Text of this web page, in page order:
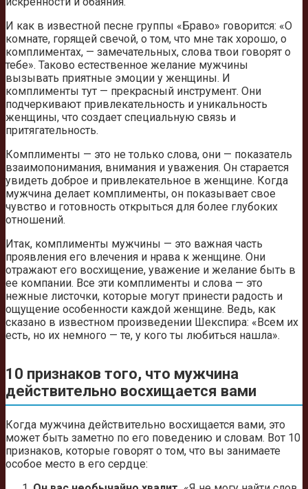
И как в известной песне группы «Браво» говорится: «О
комнате, горящей свечой, о том, что мне так хорошо, о
комплиментах, — замечательных, слова твои говорят о
тебе». Таково естественное желание мужчины
вызывать приятные эмоции у женщины. И
комплименты тут — прекрасный инструмент. Они
подчеркивают привлекательность и уникальность
женщины, что создает специальную связь и
притягательность.
Комплименты — это не только слова, они — показатель
взаимопонимания, внимания и уважения. Он старается
увидеть доброе и привлекательное в женщине. Когда
мужчина делает комплименты, он показывает свое
чувство и готовность открыться для более глубоких
отношений.
Итак, комплименты мужчины — это важная часть
проявления его влечения и нрава к женщине. Они
отражают его восхищение, уважение и желание быть в
ее компании. Все эти комплименты и слова — это
нежные листочки, которые могут принести радость и
ощущение особенности каждой женщине. Ведь, как
сказано в известном произведении Шекспира: «Всем их
есть, но их немного — те, у кого ты любиться нашла».
10 признаков того, что мужчина
действительно восхищается вами
Когда мужчина действительно восхищается вами, это
может быть заметно по его поведению и словам. Вот 10
признаков, которые говорят о том, что вы занимаете
особое место в его сердце: